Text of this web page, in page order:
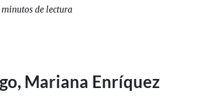
minutos de lectura
Mariana Enríquez